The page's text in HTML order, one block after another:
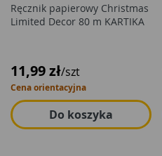
Ręcznik papierowy Christmas
Limited Decor 80 m KARTIKA
11,99 zł/szt
Cena orientacyjna
Do koszyka